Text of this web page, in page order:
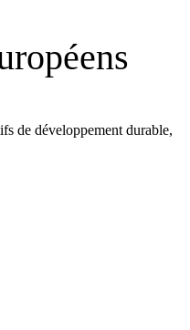
de développement durable,